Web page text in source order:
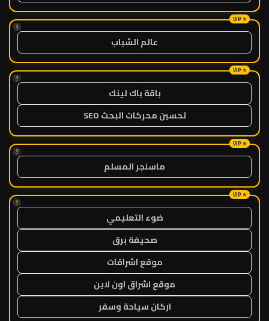
!
عالم الشباب
!
باقة باك لينك
تحسين محركات البحث SEO
!
ماسنجر المسلم
!
ضوء التعليمي
صحيفة برق
موقع اشراقات
موقع اشراق اون لاين
اركان سياحة وسفر